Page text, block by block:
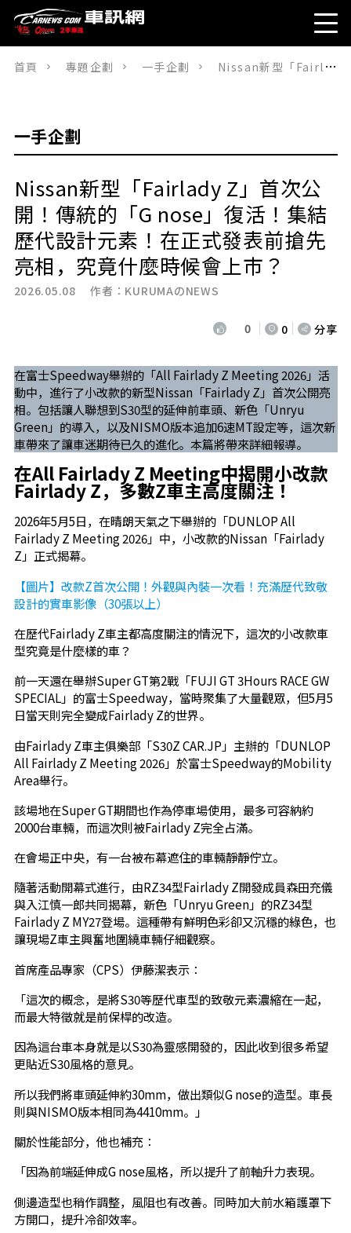
首頁 專題企劃 一手企劃 Nissan新型「Fairlady Z」首次公開！傳統的「G nose」復活！集結歷代設計元素！在正式發表前搶先亮相，究竟什麼時候會上市？
一手企劃
Nissan新型「Fairlady Z」首次公
開！傳統的「G nose」復活！集結
歷代設計元素！在正式發表前搶先
亮相，究竟什麼時候會上市？
2026.05.08 作者： KURUMAのNEWS
0 0 分享
在富士Speedway舉辦的「All Fairlady Z Meeting 2026」活
動中，進行了小改款的新型Nissan「Fairlady Z」首次公開亮
相。包括讓人聯想到S30型的延伸前車頭、新色「Unryu
Green」的導入，以及NISMO版本追加6速MT設定等，這次新
車帶來了讓車迷期待已久的進化。本篇將帶來詳細報導。
在All Fairlady Z Meeting中揭開小改款
Fairlady Z，多數Z車主高度關注！
2026年5月5日，在晴朗天氣之下舉辦的「DUNLOP All
Fairlady Z Meeting 2026」中，小改款的Nissan「Fairlady
Z」正式揭幕。
【圖片】改款Z首次公開！外觀與內裝一次看！充滿歷代致敬
設計的實車影像（30張以上）
在歷代Fairlady Z車主都高度關注的情況下，這次的小改款車
型究竟是什麼樣的車？
前一天還在舉辦Super GT第2戰「FUJI GT 3Hours RACE GW
SPECIAL」的富士Speedway，當時聚集了大量觀眾，但5月5
日當天則完全變成Fairlady Z的世界。
由Fairlady Z車主俱樂部「S30Z CAR.JP」主辦的「DUNLOP
All Fairlady Z Meeting 2026」於富士Speedway的Mobility
Area舉行。
該場地在Super GT期間也作為停車場使用，最多可容納約
2000台車輛，而這次則被Fairlady Z完全占滿。
在會場正中央，有一台被布幕遮住的車輛靜靜佇立。
隨著活動開幕式進行，由RZ34型Fairlady Z開發成員森田充儀
與入江慎一郎共同揭幕，新色「Unryu Green」的RZ34型
Fairlady Z MY27登場。這種帶有鮮明色彩卻又沉穩的綠色，也
讓現場Z車主興奮地圍繞車輛仔細觀察。
首席產品專家（CPS）伊藤潔表示：
「這次的概念，是將S30等歷代車型的致敬元素濃縮在一起，
而最大特徵就是前保桿的改造。
因為這台車本身就是以S30為靈感開發的，因此收到很多希望
更貼近S30風格的意見。
所以我們將車頭延伸約30mm，做出類似G nose的造型。車長
則與NISMO版本相同為4410mm。」
關於性能部分，他也補充：
「因為前端延伸成G nose風格，所以提升了前軸升力表現。
側邊造型也稍作調整，風阻也有改善。同時加大前水箱護罩下
方開口，提升冷卻效率。